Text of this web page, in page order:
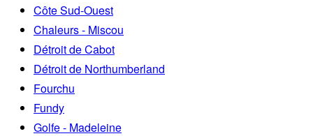
Côte Sud-Ouest
Chaleurs - Miscou
Détroit de Cabot
Détroit de Northumberland
Fourchu
Fundy
Golfe - Madeleine